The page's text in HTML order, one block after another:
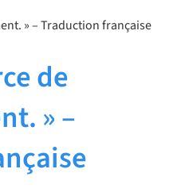
» – Traduction française
de
» –